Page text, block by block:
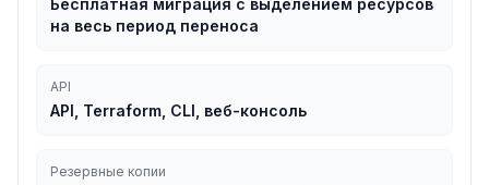
Бесплатная миграция с выделением ресурсов
на весь период переноса
API
API, Terraform, CLI, веб-консоль
Резервные копии